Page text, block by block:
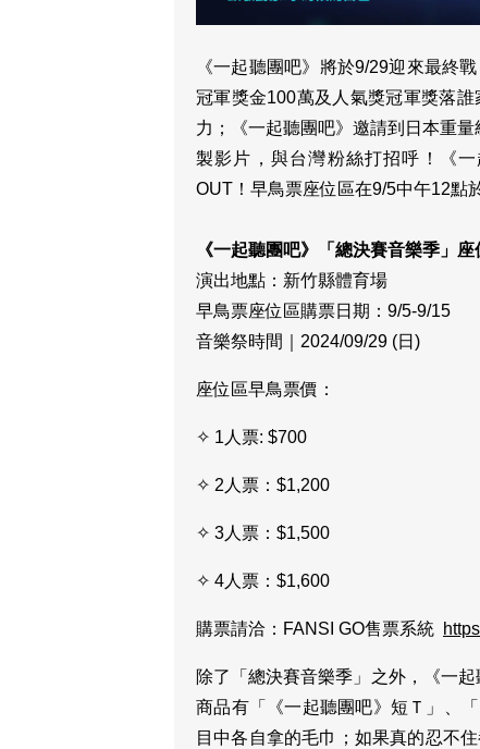
《一起聽團吧》將於9/29迎來最終
冠軍獎金100萬及人氣獎冠軍獎落
力；《一起聽團吧》邀請到日本重
製影片，與台灣粉絲打招呼！《
OUT！早鳥票座位區在9/5中午12點
《一起聽團吧》「總決賽音樂季」
演出地點：新竹縣體育場
早鳥票座位區購票日期：9/5-9/15
音樂祭時間｜2024/09/29 (日)
座位區早鳥票價：
✧ 1人票: $700
✧ 2人票：$1,200
✧ 3人票：$1,500
✧ 4人票：$1,600
購票請洽：FANSI GO售票系統
除了「總決賽音樂季」之外，《一
商品有「《一起聽團吧》短Ｔ」、
目中各自拿的毛巾；如果真的忍不